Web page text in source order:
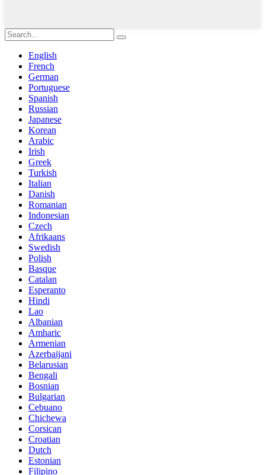
English
French
German
Portuguese
Spanish
Russian
Japanese
Korean
Arabic
Irish
Greek
Turkish
Italian
Danish
Romanian
Indonesian
Czech
Afrikaans
Swedish
Polish
Basque
Catalan
Esperanto
Hindi
Lao
Albanian
Amharic
Armenian
Azerbaijani
Belarusian
Bengali
Bosnian
Bulgarian
Cebuano
Chichewa
Corsican
Croatian
Dutch
Estonian
Filipino